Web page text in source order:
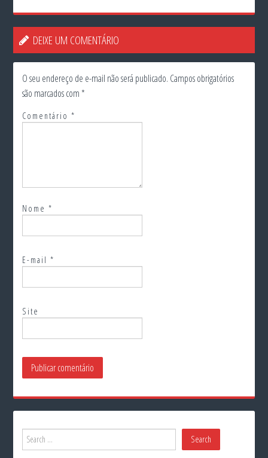
DEIXE UM COMENTÁRIO
O seu endereço de e-mail não será publicado. Campos obrigatórios
são marcados com *
Comentário*
Nome*
E-mail*
Site